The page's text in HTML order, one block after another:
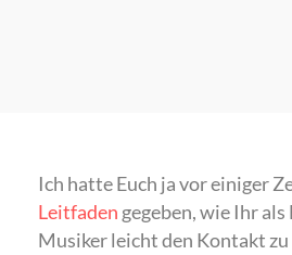
Ich hatte Euch ja vor einiger
Leitfaden gegeben, wie Ihr als
Musiker leicht den Kontakt zu